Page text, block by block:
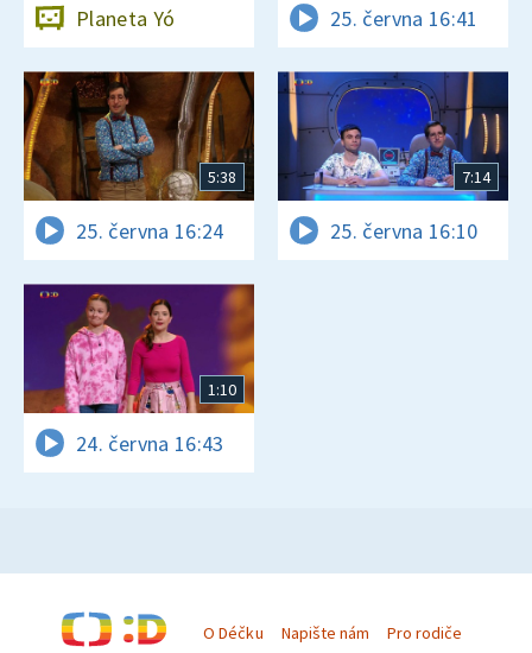
Planeta Yó 25. června 16:41
5:38
25. června 16:24
7:14
25. června 16:10
1:10
24. června 16:43
O Déčku Napište nám Pro rodiče